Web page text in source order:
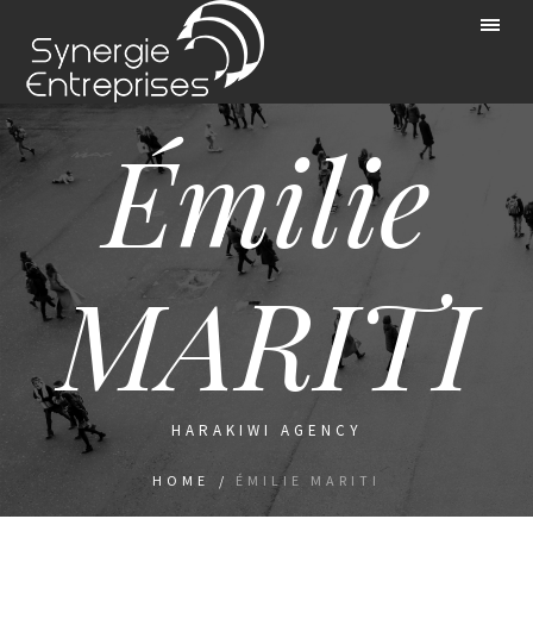
Émilie
MARITI
HARAKIWI AGENCY
HOME / ÉMILIE MARITI